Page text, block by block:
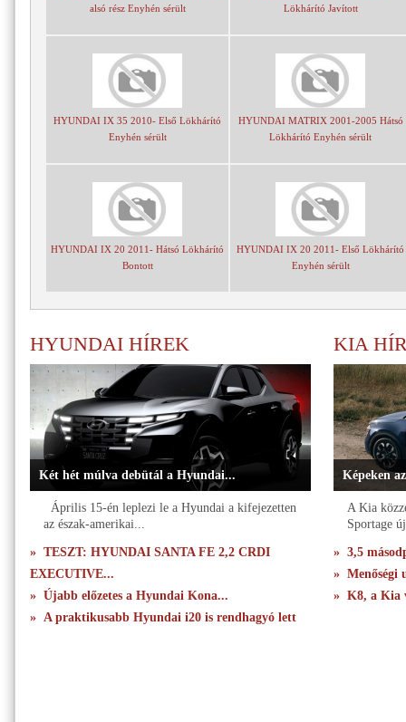
alsó rész Enyhén sérült
Lökhárító Javított
HYUNDAI IX 35 2010- Első Lökhárító
Enyhén sérült
HYUNDAI MATRIX 2001-2005 Hátsó
Lökhárító Enyhén sérült
HYUNDAI IX 20 2011- Hátsó Lökhárító
Bontott
HYUNDAI IX 20 2011- Első Lökhárító
Enyhén sérült
HYUNDAI HÍREK
Két hét múlva debütál a Hyundai...
Április 15-én leplezi le a Hyundai a kifejezetten
az észak-amerikai...
» TESZT: HYUNDAI SANTA FE 2,2 CRDI
EXECUTIVE...
» Újabb előzetes a Hyundai Kona...
» A praktikusabb Hyundai i20 is rendhagyó lett
KIA
Képeken
A Kia
Sportage
» 3,5
» Menőségi
» K8, a Kia